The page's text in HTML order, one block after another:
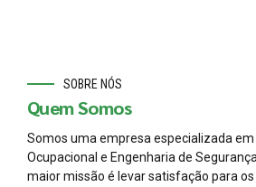
SOBRE NÓS
Quem Somos
Somos uma empresa especializada em
Ocupacional e Engenharia de
maior missão é levar satisfação para